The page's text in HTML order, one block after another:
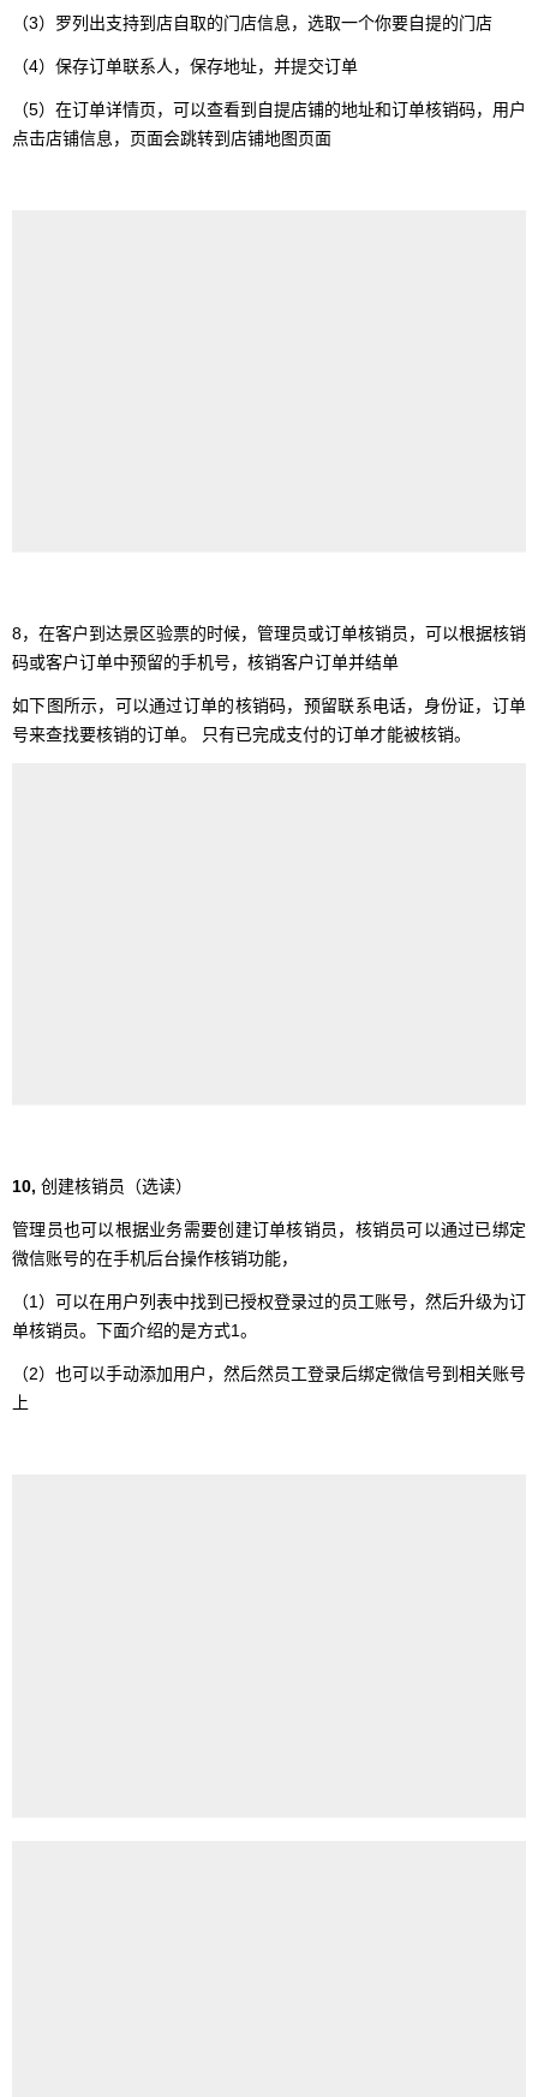
（3）罗列出支持到店自取的门店信息，选取一个你要自提的门店
（4）保存订单联系人，保存地址，并提交订单
（5）在订单详情页，可以查看到自提店铺的地址和订单核销码，用户
点击店铺信息，页面会跳转到店铺地图页面
8，在客户到达景区验票的时候，管理员或订单核销员，可以根据核销
码或客户订单中预留的手机号，核销客户订单并结单
如下图所示，可以通过订单的核销码，预留联系电话，身份证，订单
号来查找要核销的订单。 只有已完成支付的订单才能被核销。
10, 创建核销员（选读）
管理员也可以根据业务需要创建订单核销员，核销员可以通过已绑定
微信账号的在手机后台操作核销功能，
（1）可以在用户列表中找到已授权登录过的员工账号，然后升级为订
单核销员。下面介绍的是方式1。
（2）也可以手动添加用户，然后然员工登录后绑定微信号到相关账号
上